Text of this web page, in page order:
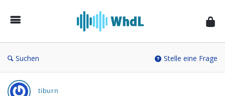
von
Suchen Stelle eine Frage
Musikforum
tiburn